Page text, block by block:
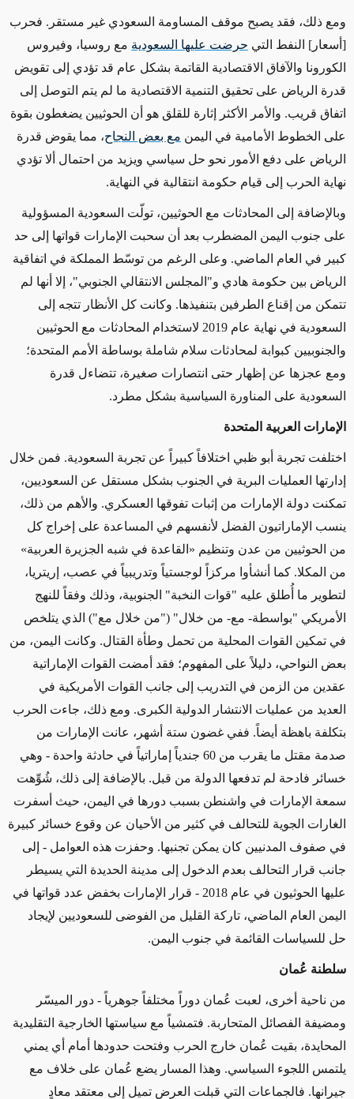
ومع ذلك، فقد يصبح موقف المساومة السعودي غير مستقر. فحرب
[أسعار] النفط التي حرضت عليها السعودية مع روسيا، وفيروس
الكورونا والآفاق الاقتصادية القاتمة بشكل عام قد تؤدي إلى تقويض
قدرة الرياض على تحقيق التنمية الاقتصادية ما لم يتم التوصل إلى
اتفاق قريب. والأمر الأكثر إثارة للقلق هو أن الحوثيين يضغطون بقوة
على الخطوط الأمامية في اليمن مع بعض النجاح، مما يقوض قدرة
الرياض على دفع الأمور نحو حل سياسي ويزيد من احتمال ألا تؤدي
نهاية الحرب إلى قيام حكومة انتقالية في النهاية.
وبالإضافة إلى المحادثات مع الحوثيين، تولّت السعودية المسؤولية
على جنوب اليمن المضطرب بعد أن سحبت الإمارات قواتها إلى حد
كبير في العام الماضي. وعلى الرغم من توسّط المملكة في اتفاقية
الرياض بين حكومة هادي و"المجلس الانتقالي الجنوبي"، إلا أنها لم
تتمكن من إقناع الطرفين بتنفيذها. وكانت كل الأنظار تتجه إلى
السعودية في نهاية عام 2019 لاستخدام المحادثات مع الحوثيين
والجنوبيين كبوابة لمحادثات سلام شاملة بوساطة الأمم المتحدة؛
ومع عجزها عن إظهار حتى انتصارات صغيرة، تتضاءل قدرة
السعودية على المناورة السياسية بشكل مطرد.
الإمارات العربية المتحدة
اختلفت تجربة أبو ظبي اختلافاً كبيراً عن تجربة السعودية. فمن خلال
إدارتها العمليات البرية في الجنوب بشكل مستقل عن السعوديين،
تمكنت دولة الإمارات من إثبات تفوقها العسكري. والأهم من ذلك،
ينسب الإماراتيون الفضل لأنفسهم في المساعدة على إخراج كل
من الحوثيين من عدن وتنظيم «القاعدة في شبه الجزيرة العربية»
من المكلا. كما أنشأوا مركزاً لوجستياً وتدريبياً في عصب، إريتريا،
لتطوير ما أُطلق عليه "قوات النخبة" الجنوبية، وذلك وفقاً للنهج
الأمريكي "بواسطة- مع- من خلال" ("من خلال مع") الذي يتلخص
في تمكين القوات المحلية من تحمل وطأة القتال. وكانت اليمن، من
بعض النواحي، دليلاً على المفهوم؛ فقد أمضت القوات الإماراتية
عقدين من الزمن في التدريب إلى جانب القوات الأمريكية في
العديد من عمليات الانتشار الدولية الكبرى. ومع ذلك، جاءت الحرب
بتكلفة باهظة أيضاً. ففي غضون ستة أشهر، عانت الإمارات من
صدمة مقتل ما يقرب من 60 جندياً إماراتياً في حادثة واحدة - وهي
خسائر فادحة لم تدفعها الدولة من قبل. بالإضافة إلى ذلك، شُوِّهت
سمعة الإمارات في واشنطن بسبب دورها في اليمن، حيث أسفرت
الغارات الجوية للتحالف في كثير من الأحيان عن وقوع خسائر كبيرة
في صفوف المدنيين كان يمكن تجنبها. وحفزت هذه العوامل - إلى
جانب قرار التحالف بعدم الدخول إلى مدينة الحديدة التي يسيطر
عليها الحوثيون في عام 2018 - قرار الإمارات بخفض عدد قواتها في
اليمن العام الماضي، تاركة القليل من الفوضى للسعوديين لإيجاد
حل للسياسات القائمة في جنوب اليمن.
سلطنة عُمان
من ناحية أخرى، لعبت عُمان دوراً مختلفاً جوهرياً - دور الميسّر
ومضيفة الفصائل المتحاربة. فتمشياً مع سياستها الخارجية التقليدية
المحايدة، بقيت عُمان خارج الحرب وفتحت حدودها أمام أي يمني
يلتمس اللجوء السياسي. وهذا المسار يضع عُمان على خلاف مع
جيرانها. فالجماعات التي قبلت العرض تميل إلى معتقد معادٍ